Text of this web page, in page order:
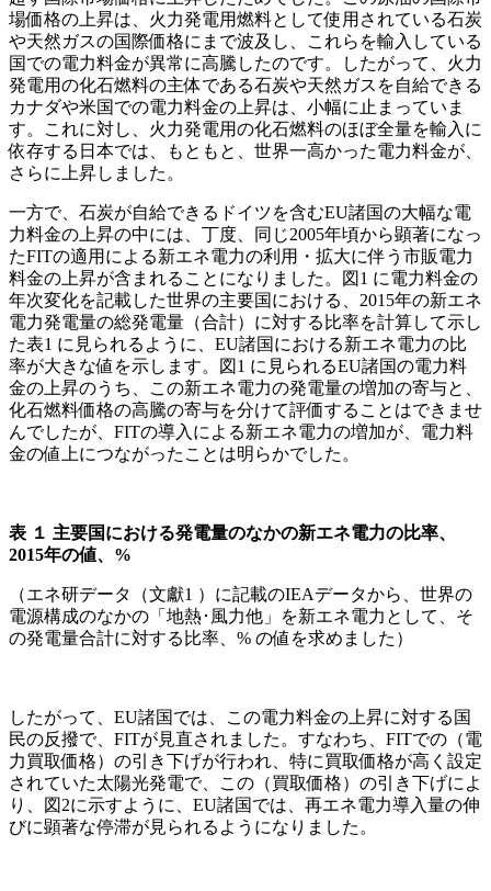
場価格の上昇は、火力発電用燃料として使用されている石炭
や天然ガスの国際価格にまで波及し、これらを輸入している
国での電力料金が異常に高騰したのです。したがって、火力
発電用の化石燃料の主体である石炭や天然ガスを自給できる
カナダや米国での電力料金の上昇は、小幅に止まっていま
す。これに対し、火力発電用の化石燃料のほぼ全量を輸入に
依存する日本では、もともと、世界一高かった電力料金が、
さらに上昇しました。
一方で、石炭が自給できるドイツを含むEU諸国の大幅な電
力料金の上昇の中には、丁度、同じ2005年頃から顕著になっ
たFITの適用による新エネ電力の利用・拡大に伴う市販電力
料金の上昇が含まれることになりました。図1 に電力料金の
年次変化を記載した世界の主要国における、2015年の新エネ
電力発電量の総発電量（合計）に対する比率を計算して示し
た表1 に見られるように、EU諸国における新エネ電力の比
率が大きな値を示します。図1 に見られるEU諸国の電力料
金の上昇のうち、この新エネ電力の発電量の増加の寄与と、
化石燃料価格の高騰の寄与を分けて評価することはできませ
んでしたが、FITの導入による新エネ電力の増加が、電力料
金の値上につながったことは明らかでした。
表 １ 主要国における発電量のなかの新エネ電力の比率、
2015年の値、%
（エネ研データ（文獻1 ）に記載のIEAデータから、世界の
電源構成のなかの「地熱･風力他」を新エネ電力として、そ
の発電量合計に対する比率、% の値を求めました）
したがって、EU諸国では、この電力料金の上昇に対する国
民の反撥で、FITが見直されました。すなわち、FITでの（電
力買取価格）の引き下げが行われ、特に買取価格が高く設定
されていた太陽光発電で、この（買取価格）の引き下げによ
り、図2に示すように、EU諸国では、再エネ電力導入量の伸
びに顕著な停滞が見られるようになりました。